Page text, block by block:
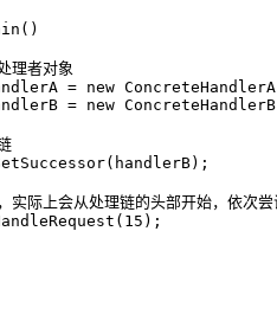
()
理者对象
=
new
=
new
际上会从处理链的头部开始，依次尝
15 );